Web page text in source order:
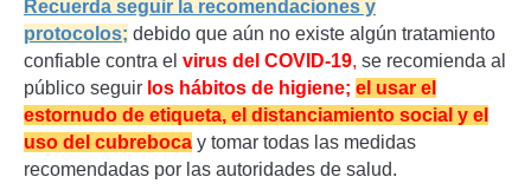
Recuerda seguir la recomendaciones y
protocolos; debido que aún no existe algún tratamiento
confiable contra el virus del COVID-19, se recomienda al
público seguir los hábitos de higiene; el usar el
estornudo de etiqueta, el distanciamiento social y el
uso del cubreboca y tomar todas las medidas
recomendadas por las autoridades de salud.